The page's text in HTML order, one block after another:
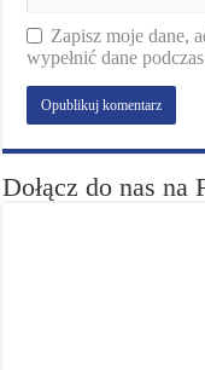
Zapisz moje dane,
wypełnić dane
Dołącz do nas na